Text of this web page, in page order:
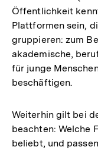
Öffentlichkeit
Plattformen sein,
gruppieren: zum
akademische,
für junge
beschäftigen.
Weiterhin gilt bei
beachten: Welche
beliebt, und